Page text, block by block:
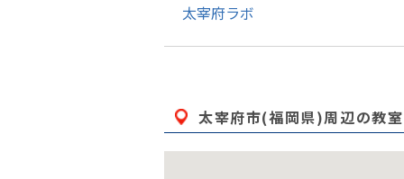
太宰府ラボ
太宰府市(福岡県)周辺の教